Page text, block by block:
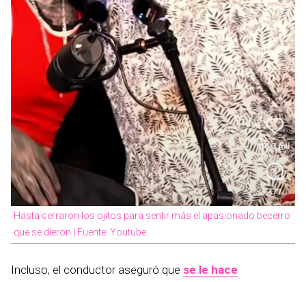
Hasta cerraron los ojitos para sentir más el apasionado becerro
que se dieron | Fuente: Youtube
Incluso, el conductor aseguró que se le hace